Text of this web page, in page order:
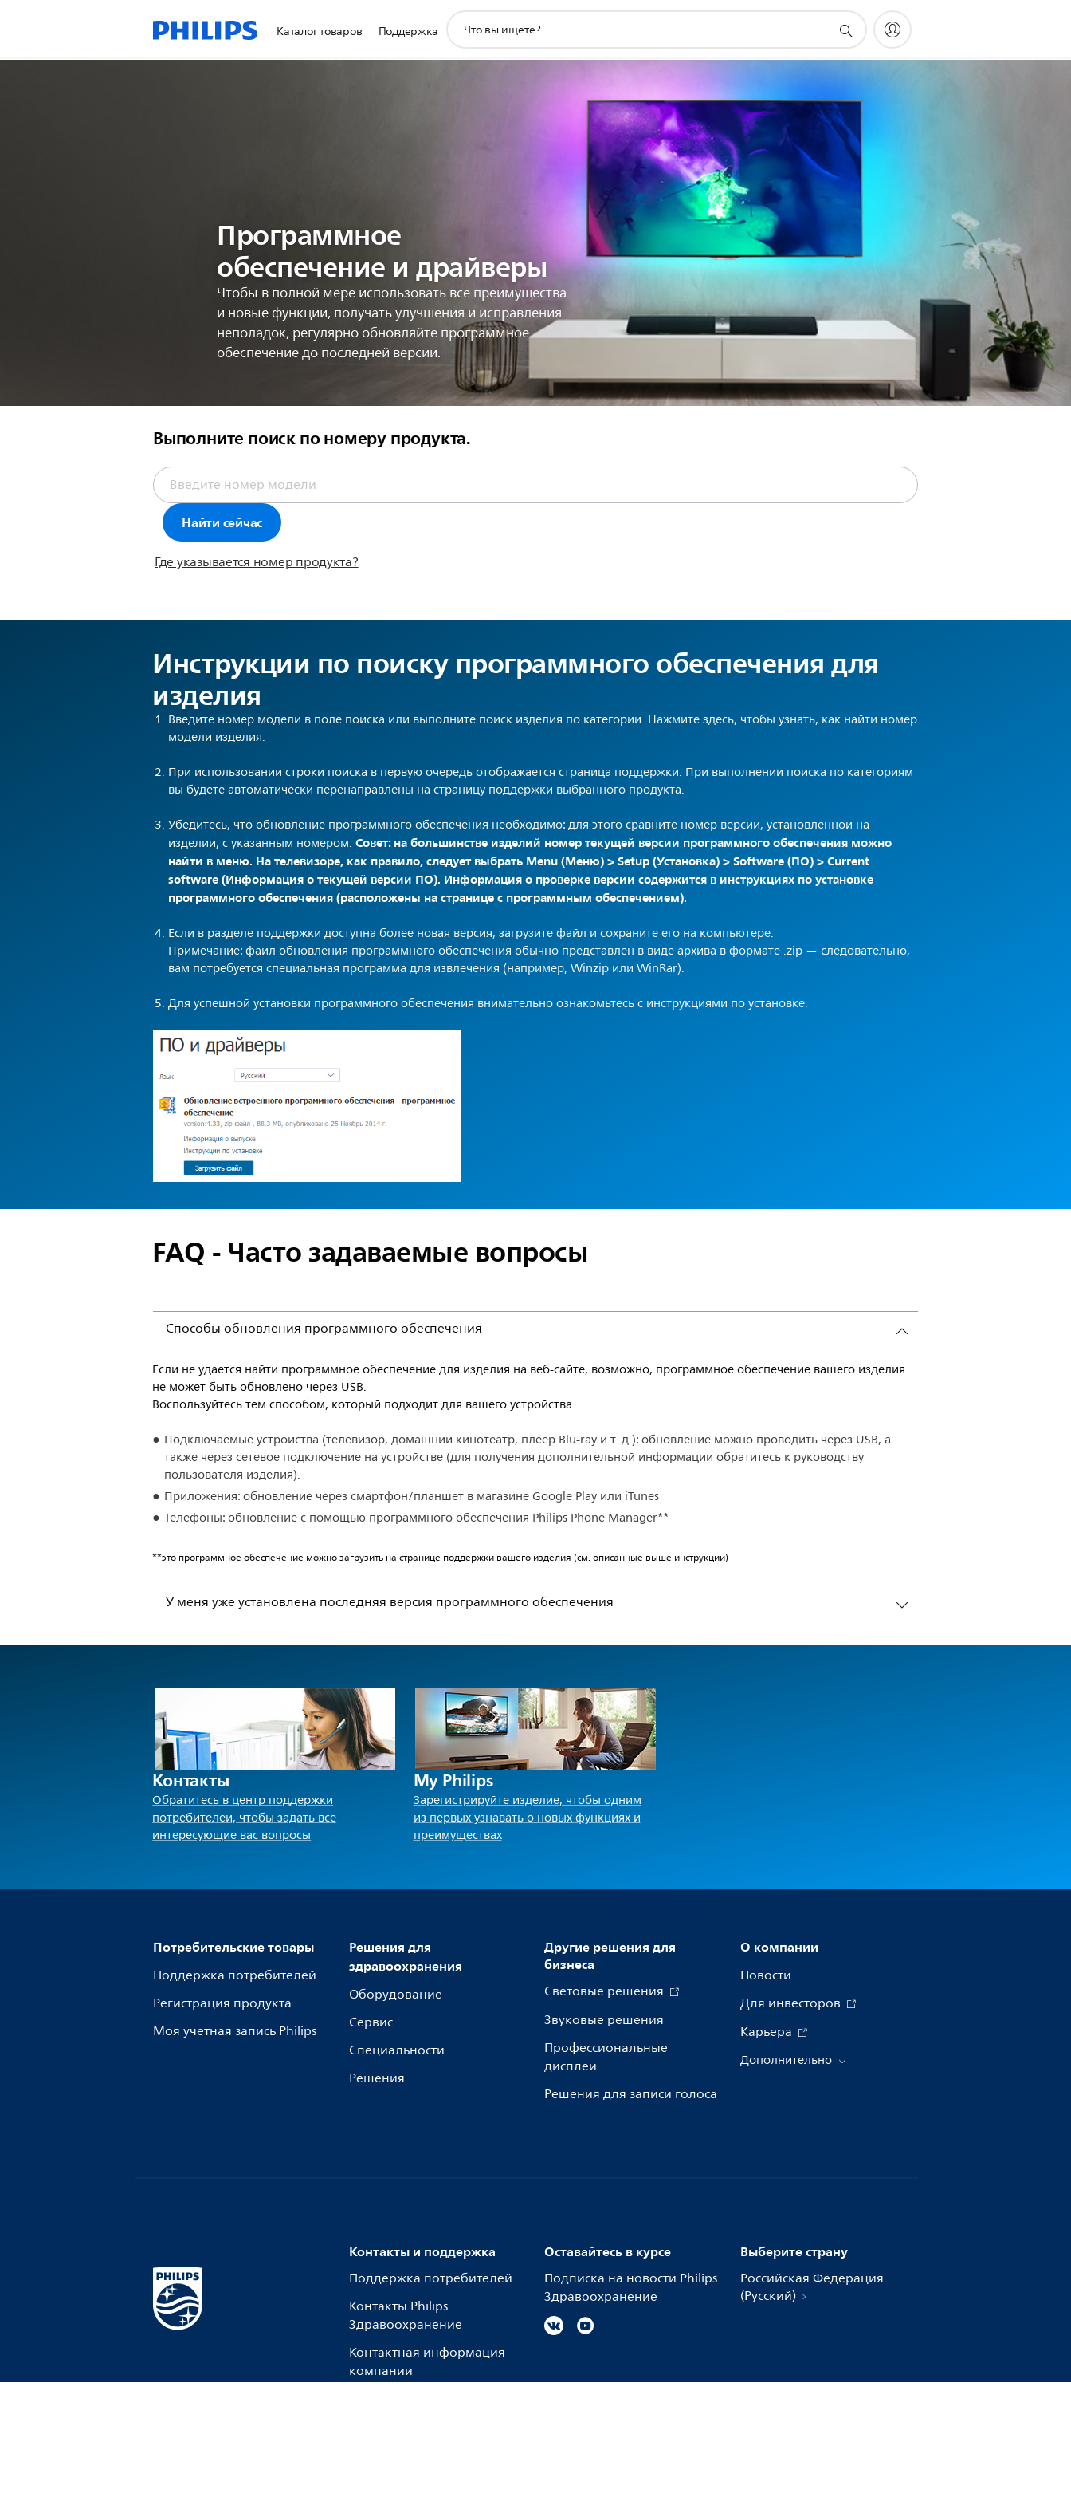
Каталог товаров Поддержка
поддержки
Программное
обеспечение и драйверы
Чтобы в полной мере использовать все преимущества
и новые функции, получать улучшения и исправления
неполадок, регулярно обновляйте программное
обеспечение до последней версии.
Выполните поиск по номеру продукта.
Найти сейчас
Где указывается номер продукта?
Инструкции по поиску программного обеспечения для
изделия
Введите номер модели в поле поиска или выполните поиск изделия по категории. Нажмите здесь, чтобы узнать, как найти номер
модели изделия.
При использовании строки поиска в первую очередь отображается страница поддержки. При выполнении поиска по категориям
вы будете автоматически перенаправлены на страницу поддержки выбранного продукта.
Убедитесь, что обновление программного обеспечения необходимо: для этого сравните номер версии, установленной на
изделии, с указанным номером.Совет: на большинстве изделий номер текущей версии программного обеспечения можно
найти в меню. На телевизоре, как правило, следует выбрать Menu (Меню) > Setup (Установка) > Software (ПО) > Current
software (Информация о текущей версии ПО). Информация о проверке версии содержится в инструкциях по установке
программного обеспечения (расположены на странице с программным обеспечением).
Если в разделе поддержки доступна более новая версия, загрузите файл и сохраните его на компьютере.
Примечание: файл обновления программного обеспечения обычно представлен в виде архива в формате .zip — следовательно,
вам потребуется специальная программа для извлечения (например, Winzip или WinRar).
Для успешной установки программного обеспечения внимательно ознакомьтесь с инструкциями по установке.
FAQ - Часто задаваемые вопросы
Способы обновления программного обеспечения
Если не удается найти программное обеспечение для изделия на веб-сайте, возможно, программное обеспечение вашего изделия
не может быть обновлено через USB.
Воспользуйтесь тем способом, который подходит для вашего устройства.
Подключаемые устройства (телевизор, домашний кинотеатр, плеер Blu-ray и т. д.): обновление можно проводить через USB, а
также через сетевое подключение на устройстве (для получения дополнительной информации обратитесь к руководству
пользователя изделия).
Приложения: обновление через смартфон/планшет в магазине Google Play или iTunes
Телефоны: обновление с помощью программного обеспечения Philips Phone Manager**
**это программное обеспечение можно загрузить на странице поддержки вашего изделия (см. описанные выше инструкции)
У меня уже установлена последняя версия программного обеспечения
Контакты
Обратитесь в центр поддержки
потребителей, чтобы задать все
интересующие вас вопросы
My Philips
Зарегистрируйте изделие, чтобы одним
из первых узнавать о новых функциях и
преимуществах
Потребительские товары
Поддержка потребителей
Регистрация продукта
Моя учетная запись Philips
Решения для
здравоохранения
Оборудование
Сервис
Специальности
Решения
Другие решения для
бизнеса
Световые решения
Звуковые решения
Профессиональные
дисплеи
Решения для записи голоса
О компании
Новости
Для инвесторов
Карьера
Дополнительно
Контакты и поддержка
Поддержка потребителей
Контакты Philips
Здравоохранение
Контактная информация
компании
Оставайтесь в курсе
Подписка на новости Philips
Здравоохранение
Выберите страну
Российская Федерация
(Русский)